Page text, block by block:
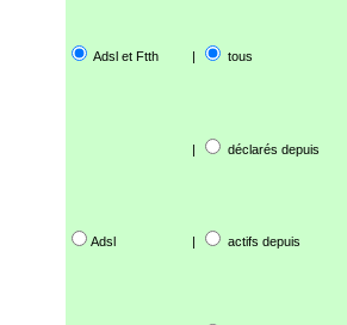
Adsl et Ftth | tous
| déclarés depuis
Adsl | actifs depuis